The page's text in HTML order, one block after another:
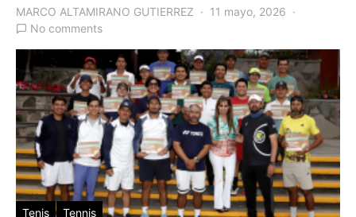
MARCO ALTAMIRANO GUTIERREZ
11 mayo, 2026
No comments
Tenis Tennis